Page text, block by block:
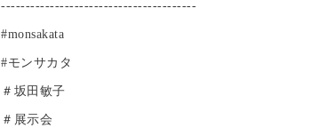
----------------------------------------
#monsakata
#モンサカタ
＃坂田敏子
＃展示会